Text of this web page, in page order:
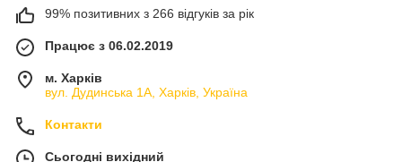
99% позитивних з 266 відгуків за рік
Працює з 06.02.2019
м. Харків
вул. Дудинська 1А, Харків, Україна
Контакти
Сьогодні вихідний